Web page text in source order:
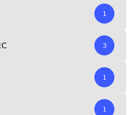
1
3
1
1